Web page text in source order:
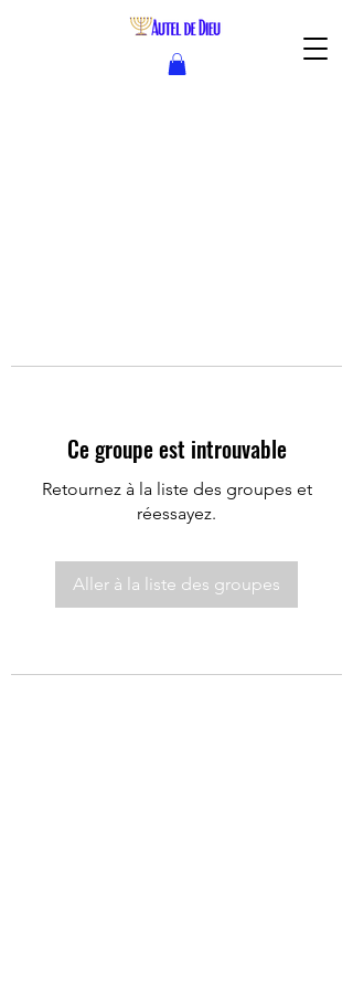
Ce groupe est introuvable
Retournez à la liste des groupes et
réessayez.
Aller à la liste des groupes